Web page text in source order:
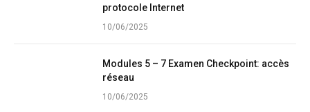
protocole Internet
10/06/2025
Modules 5 – 7 Examen Checkpoint: accès
réseau
10/06/2025